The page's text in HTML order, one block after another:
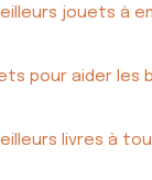
jouets à
pour aider les
livres à